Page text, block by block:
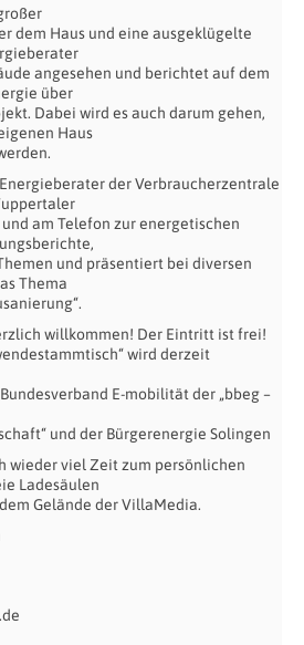
dem Haus und eine ausgeklügelte
angesehen und berichtet auf dem
über
Dabei wird es auch darum gehen,
Haus
der Verbraucherzentrale
am Telefon zur energetischen
und präsentiert bei diversen
Thema
willkommen! Der Eintritt ist frei!
wird derzeit
Bundesverband E-mobilität der „bbeg –
und der Bürgerenergie Solingen
wieder viel Zeit zum persönlichen
Ladesäulen
Gelände der VillaMedia.